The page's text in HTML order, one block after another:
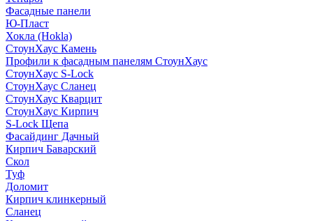
Фасадные панели
Ю-Пласт
Хокла (Hokla)
СтоунХаус Камень
Профили к фасадным панелям СтоунХаус
СтоунХаус S-Lock
СтоунХаус Сланец
СтоунХаус Кварцит
СтоунХаус Кирпич
S-Lock Щепа
Фасайдинг Дачный
Кирпич Баварский
Скол
Туф
Доломит
Кирпич клинкерный
Сланец